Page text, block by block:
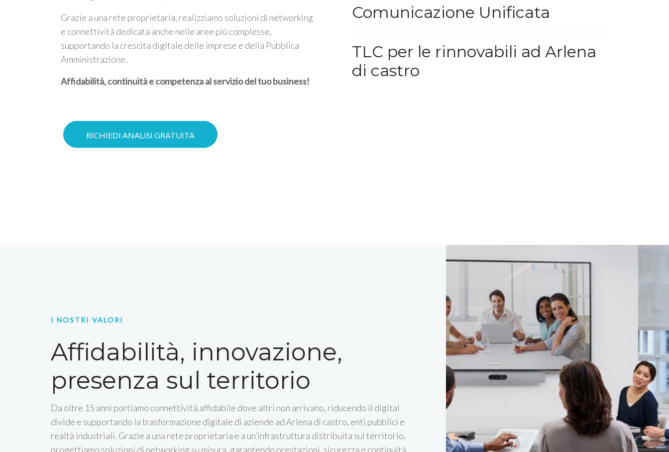
Grazie a una rete proprietaria, realizziamo soluzioni di networking
e connettività dedicata anche nelle aree più complesse,
supportando la crescita digitale delle imprese e della Pubblica
Amministrazione.
Affidabilità, continuità e competenza al servizio del tuo business!
RICHIEDI ANALISI GRATUITA
Comunicazione Unificata
TLC per le rinnovabili ad Arlena
di castro
I NOSTRI VALORI
Affidabilità, innovazione,
presenza sul territorio
Da oltre 15 anni portiamo connettività affidabile dove altri non arrivano, riducendo il digital
divide e supportando la trasformazione digitale di aziende ad Arlena di castro, enti pubblici e
realtà industriali. Grazie a una rete proprietaria e a un’infrastruttura distribuita sul territorio,
progettiamo soluzioni di networking su misura, garantendo prestazioni, sicurezza e continuità